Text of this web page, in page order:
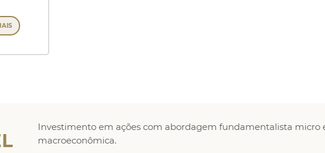
Investimento em ações com abordagem fundamentalista micro
macroeconômica.